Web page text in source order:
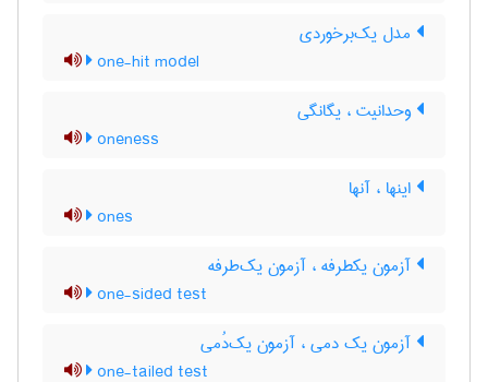
مدل یک‌برخوردی
one-hit model
وحدانیت ، یگانگی
oneness
اینها ، آنها
ones
آزمون یکطرفه ، آزمون یک‌طرفه
one-sided test
آزمون یک دمی ، آزمون یک‌دُمی
one-tailed test